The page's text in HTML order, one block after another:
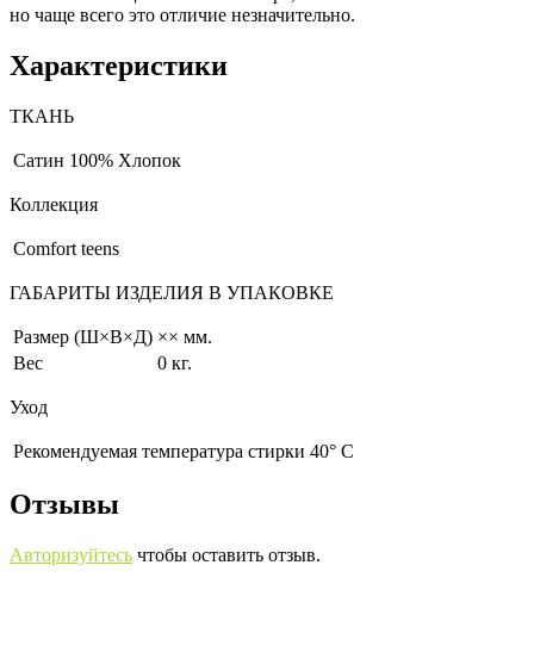
но чаще всего это отличие незначительно.
Характеристики
ТКАНЬ
Сатин 100% Хлопок
Коллекция
Comfort teens
ГАБАРИТЫ ИЗДЕЛИЯ В УПАКОВКЕ
Размер (Ш×В×Д) ×× мм.
Вес
0 кг.
Уход
Рекомендуемая температура стирки 40° С
Отзывы
Авторизуйтесь чтобы оставить отзыв.